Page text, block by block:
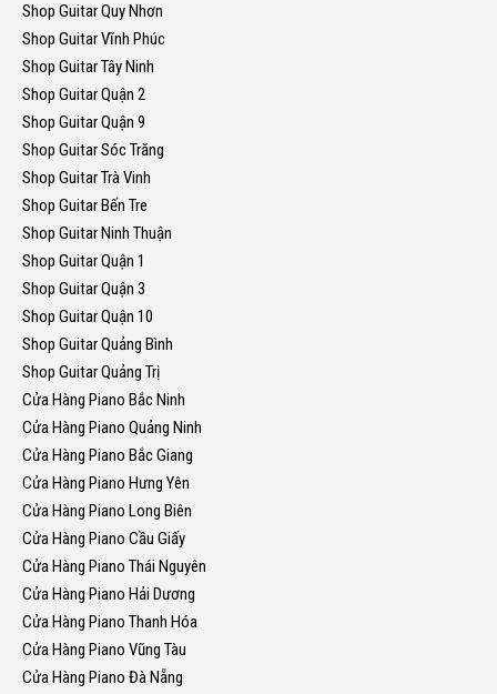
Shop Guitar Quy Nhơn
Shop Guitar Vĩnh Phúc
Shop Guitar Tây Ninh
Shop Guitar Quận 2
Shop Guitar Quận 9
Shop Guitar Sóc Trăng
Shop Guitar Trà Vinh
Shop Guitar Bến Tre
Shop Guitar Ninh Thuận
Shop Guitar Quận 1
Shop Guitar Quận 3
Shop Guitar Quận 10
Shop Guitar Quảng Bình
Shop Guitar Quảng Trị
Cửa Hàng Piano Bắc Ninh
Cửa Hàng Piano Quảng Ninh
Cửa Hàng Piano Bắc Giang
Cửa Hàng Piano Hưng Yên
Cửa Hàng Piano Long Biên
Cửa Hàng Piano Cầu Giấy
Cửa Hàng Piano Thái Nguyên
Cửa Hàng Piano Hải Dương
Cửa Hàng Piano Thanh Hóa
Cửa Hàng Piano Vũng Tàu
Cửa Hàng Piano Đà Nẵng